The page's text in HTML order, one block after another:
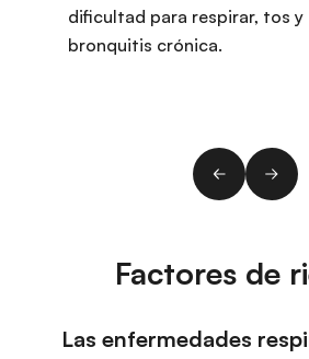
dificultad para respirar, tos y
bronquitis crónica.
Factores de
Las enfermedades